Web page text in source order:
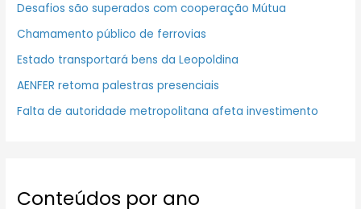
Desafios são superados com cooperação Mútua
Chamamento público de ferrovias
Estado transportará bens da Leopoldina
AENFER retoma palestras presenciais
Falta de autoridade metropolitana afeta investimento
Conteúdos por ano